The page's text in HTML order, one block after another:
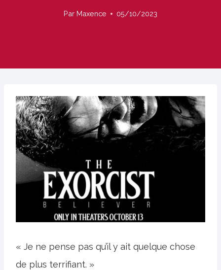
Par Maxence 05/10/2023
« Je ne pense pas qu’il y ait quelque chose
de plus terrifiant. »